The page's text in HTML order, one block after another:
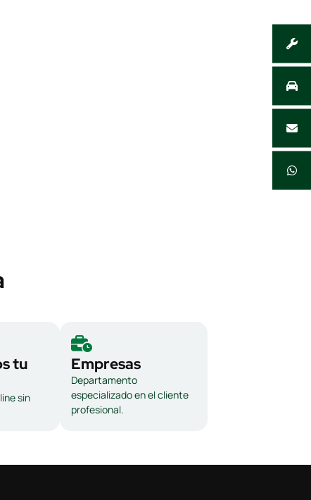
tu
sin
Empresas
Departamento
especializado en el cliente
profesional.